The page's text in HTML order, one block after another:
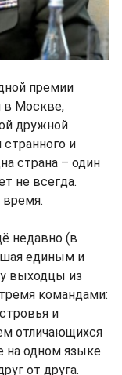
премии
в Москве,
дружной
и
страна – один
не всегда.
время.
недавно (в
единым и
выходцы из
командами:
и
отличающихся
на одном языке
от друга.